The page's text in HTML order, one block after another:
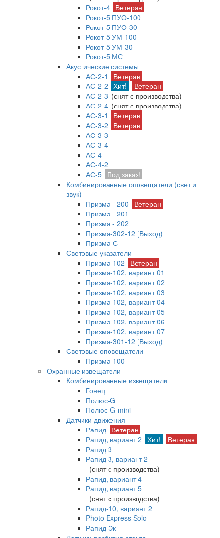
Рокот-4 Ветеран
Рокот-5 ПУО-100
Рокот-5 ПУО-30
Рокот-5 УМ-100
Рокот-5 УМ-30
Рокот-5 МС
Акустические системы
АС-2-1
Ветеран
АС-2-2 Хит!
Ветеран
АС-2-3 (снят с производства)
АС-2-4 (снят с производства)
АС-3-1
Ветеран
АС-3-2
Ветеран
АС-3-3
АС-3-4
АС-4
АС-4-2
АС-5 Под заказ!
Комбинированные оповещатели (свет и
звук)
Призма - 200
Ветеран
Призма - 201
Призма - 202
Призма-302-12 (Выход)
Призма-С
Световые указатели
Призма-102
Ветеран
Призма-102, вариант 01
Призма-102, вариант 02
Призма-102, вариант 03
Призма-102, вариант 04
Призма-102, вариант 05
Призма-102, вариант 06
Призма-102, вариант 07
Призма-301-12 (Выход)
Световые оповещатели
Призма-100
Охранные извещатели
Комбинированные извещатели
Гонец
Полюс-G
Полюс-G-mini
Датчики движения
Рапид Ветеран
Рапид, вариант 2 Хит!
Ветеран
Рапид 3
Рапид 3, вариант 2
(снят с производства)
Рапид, вариант 4
Рапид, вариант 5
(снят с производства)
Рапид-10, вариант 2
Photo Express Solo
Рапид Эк